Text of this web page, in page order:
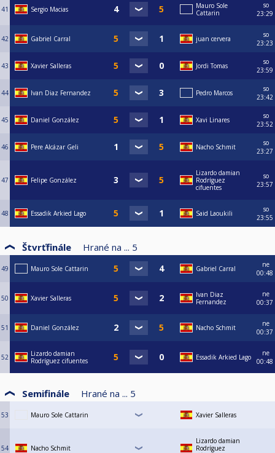
41 Sergio Macias
Mauro Sole
Cattarin
so
23:29
42 Gabriel Carral juan cervera
so
23:23
43 Xavier Salleras Jordi Tomas
so
23:59
44 Ivan Diaz Fernandez Pedro Marcos
so
23:42
45 Daniel González Xavi Linares
so
23:52
46 Pere Alcázar Geli Nacho Schmit
so
23:27
47 Felipe González
Lizardo damian
Rodríguez
cifuentes
so
23:57
48 Essadik Arkied Lago Said Laoukili
so
23:55
Štvrťfinále Hrané na ... 5
49 Mauro Sole Cattarin Gabriel Carral
ne
00:48
50 Xavier Salleras
Ivan Diaz
Fernandez
ne
00:37
51 Daniel González Nacho Schmit
ne
00:37
52
Lizardo damian
Rodríguez cifuentes
Essadik Arkied Lago
ne
00:48
Semifinále Hrané na ... 5
53 Mauro Sole Cattarin Xavier Salleras
54 Nacho Schmit
Lizardo damian
Rodríguez